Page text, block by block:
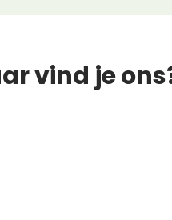
vind je